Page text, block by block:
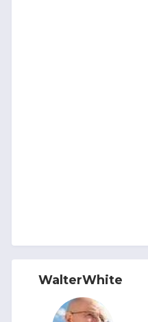
WalterWhite